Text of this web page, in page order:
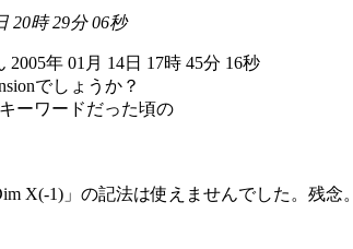
20時 29分 06秒
年 01月 14日 17時 45分 16秒
でしょうか？
ーワードだった頃の
X(-1)」の記法は使えませんでした。残念。